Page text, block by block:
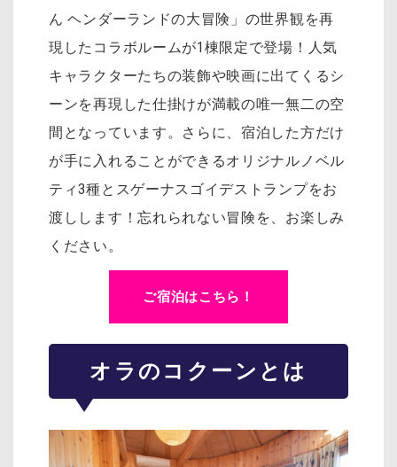
ん ヘンダーランドの大冒険」の世界観を再
現したコラボルームが1棟限定で登場！人気
キャラクターたちの装飾や映画に出てくるシ
ーンを再現した仕掛けが満載の唯一無二の空
間となっています。さらに、宿泊した方だけ
が手に入れることができるオリジナルノベル
ティ3種とスゲーナスゴイデストランプをお
渡しします！忘れられない冒険を、お楽しみ
ください。
ご宿泊はこちら！
オラのコクーンとは